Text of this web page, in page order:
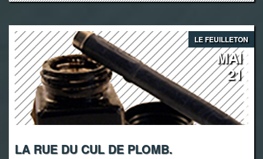
LE FEUILLETON
MAI
21
LA RUE DU CUL DE PLOMB.